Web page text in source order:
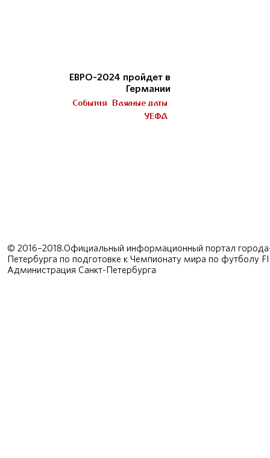
ЕВРО-2024 пройдет в
Германии
События Важные даты
УЕФА
© 2016–2018.Официальный информационный портал
Петербурга по подготовке к Чемпионату мира по футболу
Администрация Санкт-Петербурга